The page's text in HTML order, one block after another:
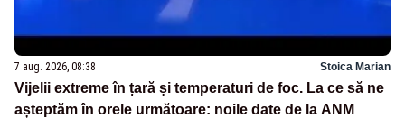
7 aug. 2026, 08:38 Stoica Marian
Vijelii extreme în țară și temperaturi de foc. La ce să ne
așteptăm în orele următoare: noile date de la ANM